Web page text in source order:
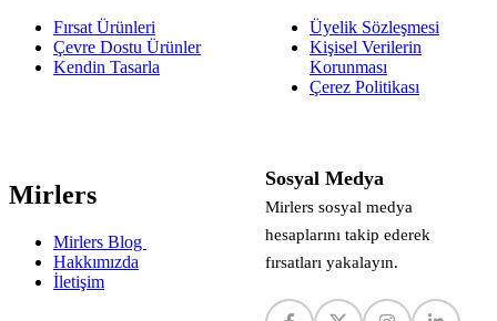
Fırsat Ürünleri
Çevre Dostu Ürünler
Kendin Tasarla
Üyelik Sözleşmesi
Kişisel Verilerin
Korunması
Çerez Politikası
Mirlers
Mirlers Blog
Hakkımızda
İletişim
Sosyal Medya
Mirlers sosyal medya
hesaplarını takip ederek
fırsatları yakalayın.